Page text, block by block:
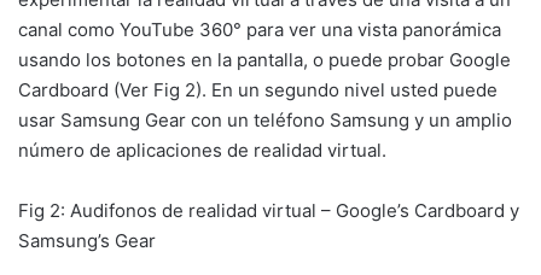
canal como YouTube 360° para ver una vista panorámica
usando los botones en la pantalla, o puede probar Google
Cardboard (Ver Fig 2). En un segundo nivel usted puede
usar Samsung Gear con un teléfono Samsung y un amplio
número de aplicaciones de realidad virtual.
Fig 2: Audifonos de realidad virtual – Google’s Cardboard y
Samsung’s Gear